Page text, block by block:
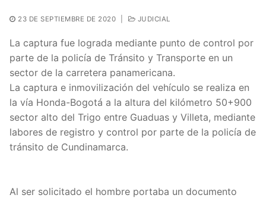
23 DE SEPTIEMBRE DE 2020 JUDICIAL
La captura fue lograda mediante punto de control por
parte de la policía de Tránsito y Transporte en un
sector de la carretera panamericana.
La captura e inmovilización del vehículo se realiza en
la vía Honda-Bogotá a la altura del kilómetro 50+900
sector alto del Trigo entre Guaduas y Villeta, mediante
labores de registro y control por parte de la policía de
tránsito de Cundinamarca.
Al ser solicitado el hombre portaba un documento